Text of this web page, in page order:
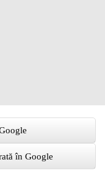
în Google